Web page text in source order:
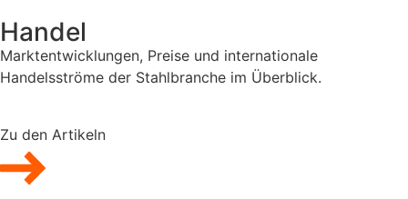
Handel
Marktentwicklungen, Preise und internationale
Handelsströme der Stahlbranche im Überblick.
Zu den Artikeln